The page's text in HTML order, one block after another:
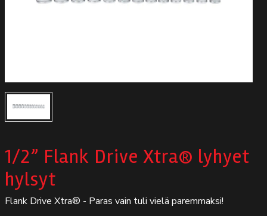
1/2” Flank Drive Xtra® lyhyet
hylsyt
Flank Drive Xtra® - Paras vain tuli vielä paremmaksi!